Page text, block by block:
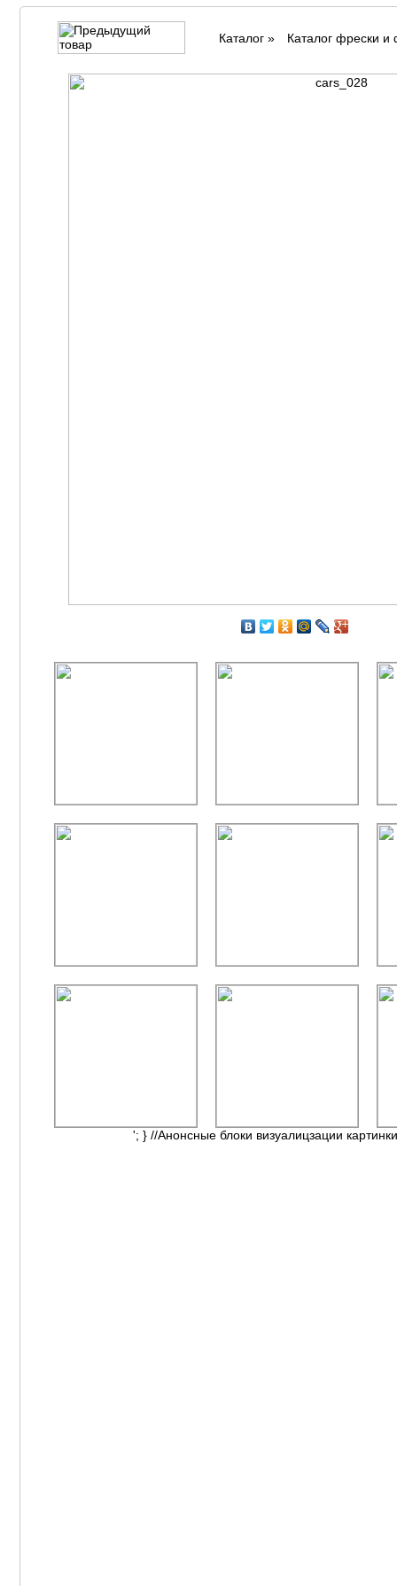
Каталог » Каталог фрески и
'; } //Анонсные блоки визуалицзации